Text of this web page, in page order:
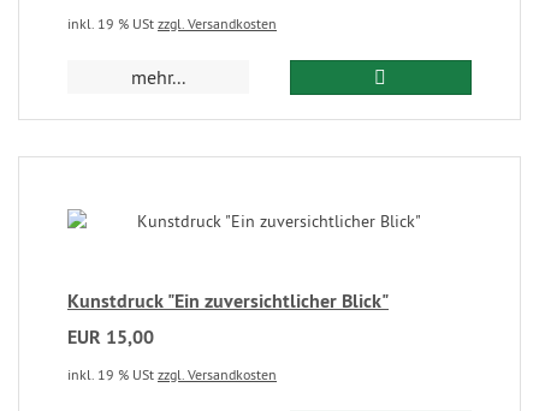
inkl. 19 % USt zzgl. Versandkosten
mehr...
Kunstdruck "Ein zuversichtlicher Blick"
EUR 15,00
inkl. 19 % USt zzgl. Versandkosten